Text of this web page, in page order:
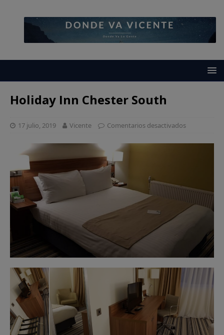
Holiday Inn Chester South
17 julio, 2019 Vicente Comentarios desactivados